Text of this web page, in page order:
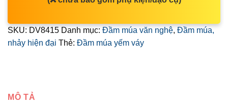
SKU: DV8415 Danh mục: Đầm múa văn nghệ, Đầm múa,
nhảy hiện đại Thẻ: Đầm múa yếm váy
MÔ TẢ